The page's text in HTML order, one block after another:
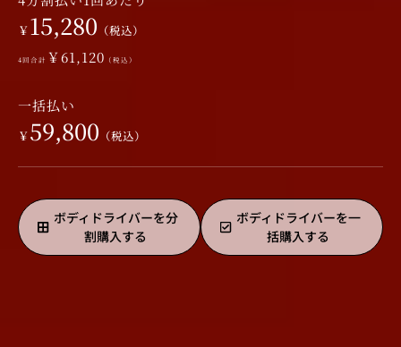
￥15,280 （税込）
4回合計 ￥61,120 （税込）
一括払い
￥59,800 （税込）
ボディドライバーを分
割購入する
ボディドライバーを一
括購入する